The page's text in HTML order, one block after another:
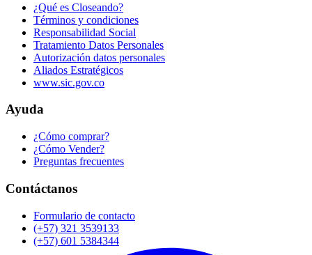
¿Qué es Closeando?
Términos y condiciones
Responsabilidad Social
Tratamiento Datos Personales
Autorización datos personales
Aliados Estratégicos
www.sic.gov.co
Ayuda
¿Cómo comprar?
¿Cómo Vender?
Preguntas frecuentes
Contáctanos
Formulario de contacto
(+57) 321 3539133
(+57) 601 5384344